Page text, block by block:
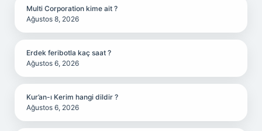
Multi Corporation kime ait ?
Ağustos 8, 2026
Erdek feribotla kaç saat ?
Ağustos 6, 2026
Kur’an-ı Kerim hangi dildir ?
Ağustos 6, 2026